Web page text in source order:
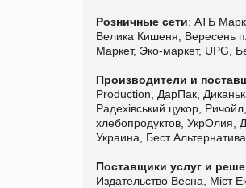
Розничные сети: АТБ
Велика Кишеня, Вересень
Маркет, Эко-маркет, UPG,
Производители и
Production, ДарПак,
Радехівський цукор,
хлебопродуктов, УкрОлия,
Украина, Бест
Поставщики услуг и
Издательство Весна, Міст